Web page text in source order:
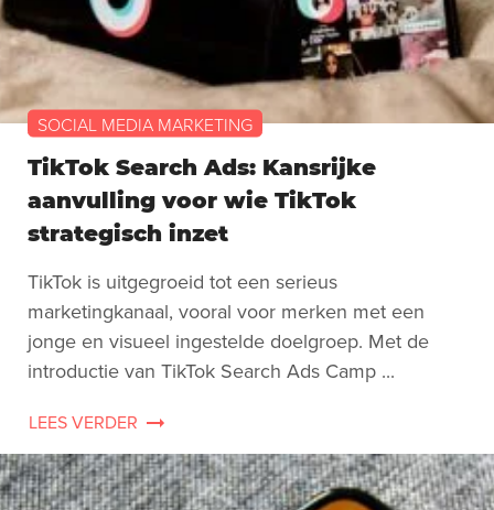
SOCIAL MEDIA MARKETING
TikTok Search Ads: Kansrijke
aanvulling voor wie TikTok
strategisch inzet
TikTok is uitgegroeid tot een serieus
marketingkanaal, vooral voor merken met een
jonge en visueel ingestelde doelgroep. Met de
introductie van TikTok Search Ads Camp ...
LEES VERDER